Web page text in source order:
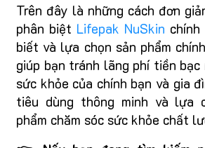
Trên đây là những cách đơn
phân biệt Lifepak NuSkin chính
biết và lựa chọn sản phẩm
giúp bạn tránh lãng phí tiền bạc
sức khỏe của chính bạn và gia
tiêu dùng thông minh và lựa
phẩm chăm sóc sức khỏe chất